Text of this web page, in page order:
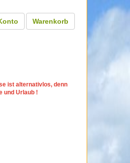
Warenkorb
ist alternativlos, denn
und Urlaub !